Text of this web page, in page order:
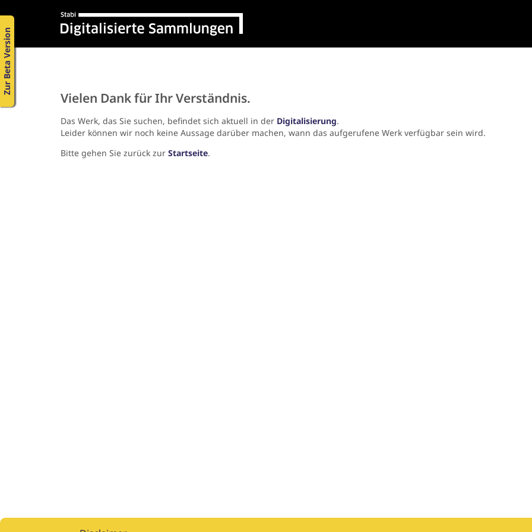
Zur Beta Version
Vielen Dank für Ihr Verständnis.
Das Werk, das Sie suchen, befindet sich aktuell in der Digitalisierung.
Leider können wir noch keine Aussage darüber machen, wann das aufgerufene Werk verfügbar sein wird.
Bitte gehen Sie zurück zur Startseite.